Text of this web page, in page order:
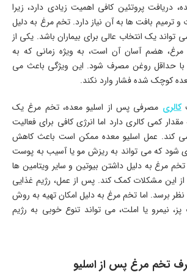
دریافت پروتئین کافی اهمیت زیادی دارد، زیرا
ترمیم بافت ها به آن نیاز دارد. تخم مرغ به دلیل
تواند یک انتخاب عالی برای بیماران باشد. یکی از
هضم آسان آن است، به ویژه زمانی که به
با حداقل روغن مصرف شود. این ویژگی باعث می
کوچک شده فشار وارد نکند.
کالری مصرفی پس از اسلیو معده، تخم مرغ یک
کمی کالری دارد اما انرژی کافی برای فعالیت
می کند. عمل اسلیو معده ممکن است باعث کاهش
که می تواند به ریزش مو یا آسیب به پوست
مرغ به دلیل داشتن بیوتین و سایر ویتامین ها
این مشکلات کمک کند. پس از عمل، رژیم غذایی
برسد. اما تخم مرغ به دلیل امکان تهیه به روش
نیمرو یا املت، می تواند تنوع خوبی به رژیم
تخم مرغ پس از اسلیو